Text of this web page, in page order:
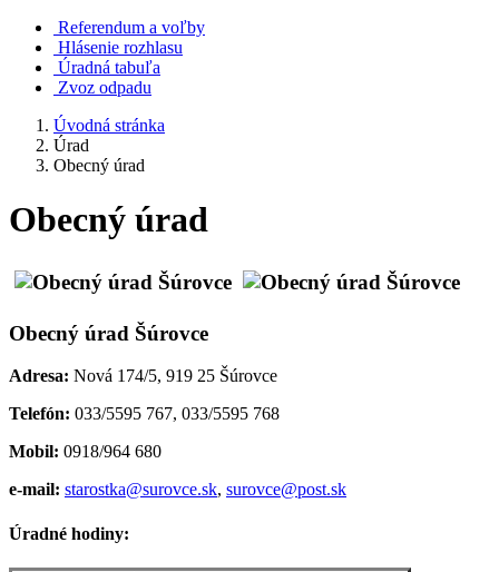
Referendum a voľby
Hlásenie rozhlasu
Úradná tabuľa
Zvoz odpadu
Úvodná stránka
Úrad
Obecný úrad
Obecný úrad
Obecný úrad Šúrovce
Adresa: Nová 174/5, 919 25 Šúrovce
Telefón: 033/5595 767, 033/5595 768
Mobil: 0918/964 680
e-mail: starostka@surovce.sk, surovce@post.sk
Úradné hodiny: